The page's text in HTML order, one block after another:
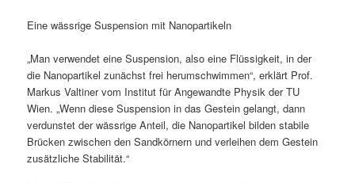
Eine wässrige Suspension mit Nanopartikeln
„Man verwendet eine Suspension, also eine Flüssigkeit, in der
die Nanopartikel zunächst frei herumschwimmen“, erklärt Prof.
Markus Valtiner vom Institut für Angewandte Physik der TU
Wien. „Wenn diese Suspension in das Gestein gelangt, dann
verdunstet der wässrige Anteil, die Nanopartikel bilden stabile
Brücken zwischen den Sandkörnern und verleihen dem Gestein
zusätzliche Stabilität.“